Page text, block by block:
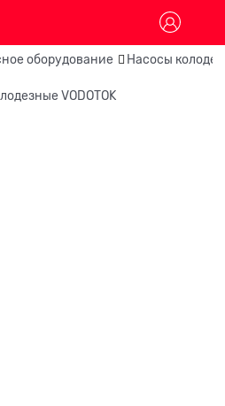
оборудование Насосы
VODOTOK